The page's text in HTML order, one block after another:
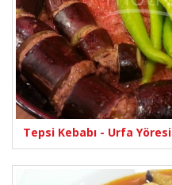
Tepsi Kebabı - Urfa Yöresi